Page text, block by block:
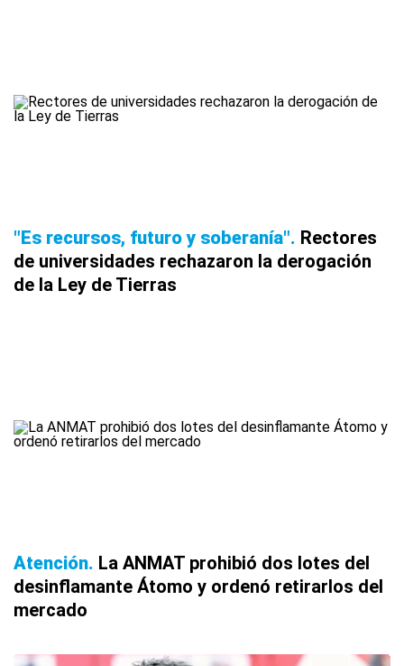
"Es recursos, futuro y soberanía" Rectores
de universidades rechazaron la derogación
de la Ley de Tierras
Atención La ANMAT prohibió dos lotes del
desinflamante Átomo y ordenó retirarlos del
mercado